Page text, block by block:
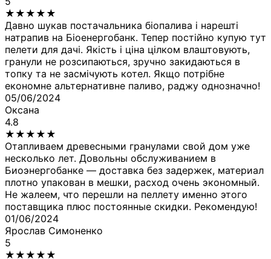
★ ★ ★ ★ ★
Давно шукав постачальника біопалива і нарешті
натрапив на Біоенергобанк. Тепер постійно купую тут
пелети для дачі. Якість і ціна цілком влаштовують,
гранули не розсипаються, зручно закидаються в
топку та не засмічують котел. Якщо потрібне
економне альтернативне паливо, раджу однозначно!
05/06/2024
Оксана
4.8
★ ★ ★ ★ ★
Отапливаем древесными гранулами свой дом уже
несколько лет. Довольны обслуживанием в
Биоэнергобанке — доставка без задержек, материал
плотно упакован в мешки, расход очень экономный.
Не жалеем, что перешли на пеллету именно этого
поставщика плюс постоянные скидки. Рекомендую!
01/06/2024
Ярослав Симоненко
5
★ ★ ★ ★ ★